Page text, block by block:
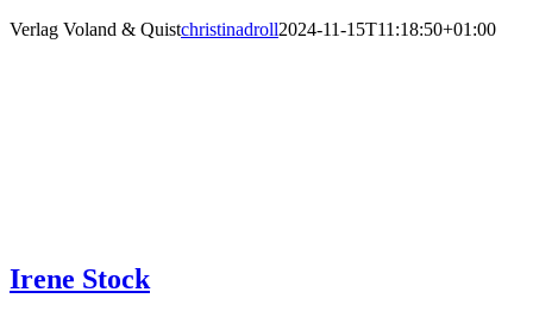
Verlag Voland & Quistchristinadroll2024-11-15T11:18:50+01:00
Irene Stock